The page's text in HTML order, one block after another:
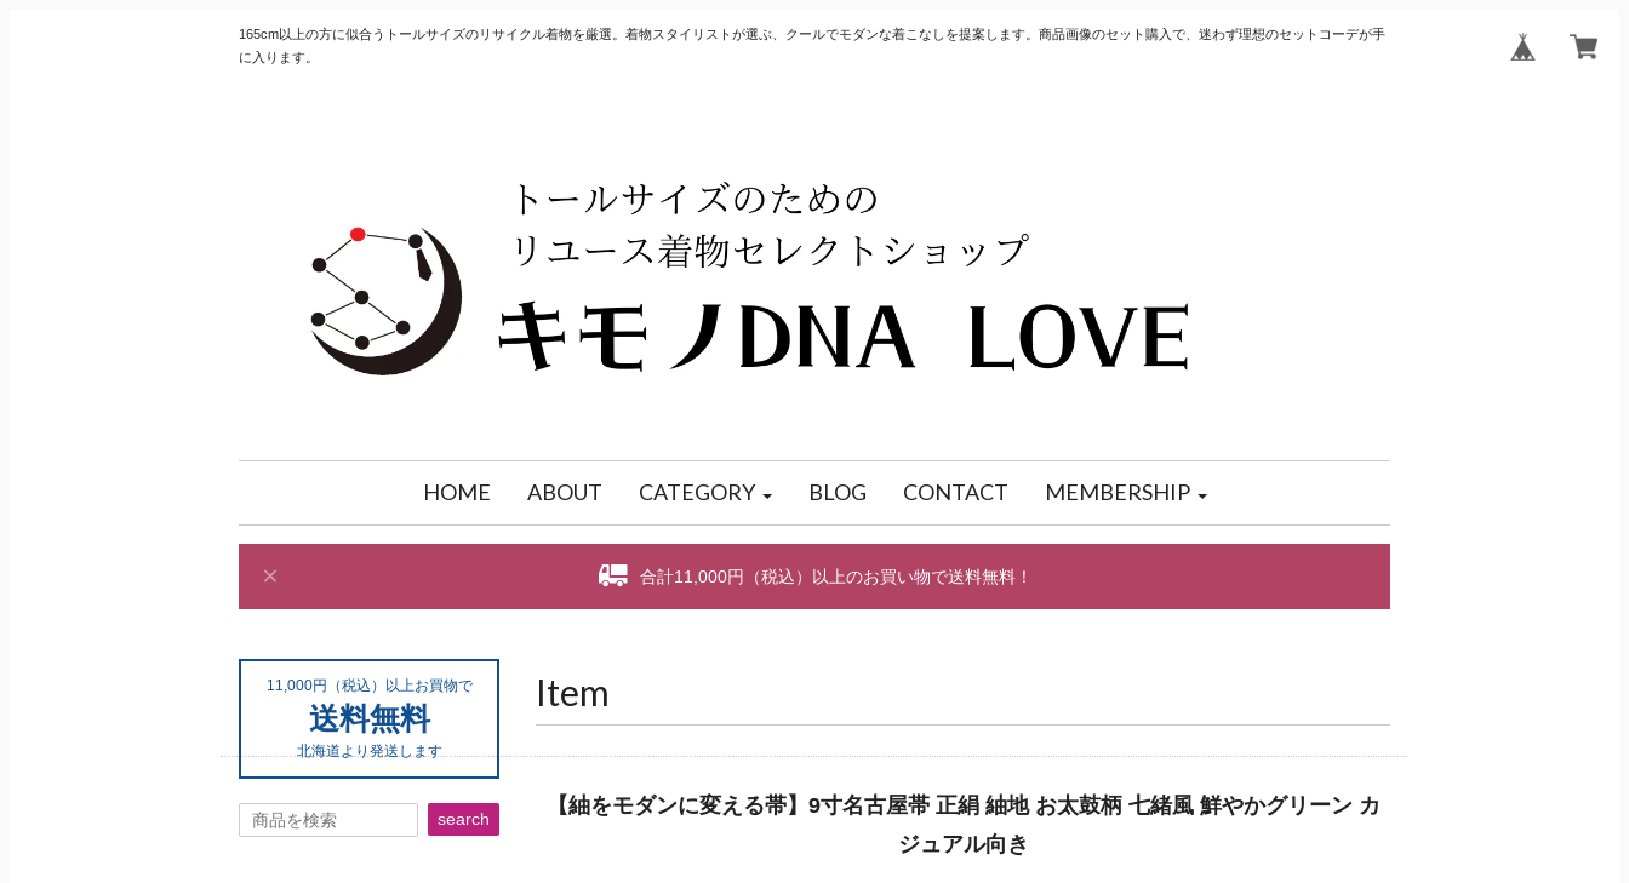
165cm以上の方に似合うトールサイズのリサイクル着物を厳選。着物スタイリストが選ぶ、クールでモダンな着こなしを提案します。商品画像のセット購入で、迷わず理想のセットコーデが手
に入ります。
HOME ABOUT CATEGORY BLOG CONTACT MEMBERSHIP
合計11,000円（税込）以上のお買い物で送料無料！
Item
【紬をモダンに変える帯】9寸名古屋帯 正絹 紬地 お太鼓柄 七緒風 鮮やかグリーン カ
ジュアル向き
11,000円（税込）以上お買物で
送料無料
北海道より発送します
search